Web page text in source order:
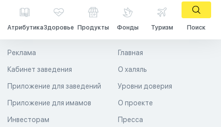
АтрибутикаЗдоровье Продукты Фонды Туризм Поиск
Главная
О халяль
Уровни доверия
Реклама
Кабинет заведения
Приложение для заведений
Приложение для имамов О проекте
Пресса
Инвесторам